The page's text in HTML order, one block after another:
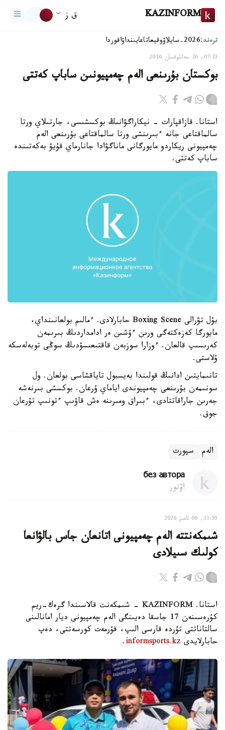
KAZINFORM ق ز
ترەند:2026-سايلاۋ وقيعاتاعايىنداۋاقوردا
07:33, 26 جەلتوقسان 2016
بوكستان بۇرىنعى الەم چەمپيونىن ساباپ كەتتى
استانا. قازاقپارات - نيكاراگۋانىڭ بوكسشىسى، جارتىلاي ورتا
سالماقتاعى جانە ءبىرىنشى ورتا سالماقتاعى بۇرىنعى الەم
چەمپيونى ريكاردو مايورگانى ماناگۋادا جانارماي قۇيۋ بەكەتىندە
ساباپ كەتتى.
بۇل تۋرالى Boxing Scene حابارلادى. ءمالىم بولعانىنداي،
مايورگا كەزەكتەگى ورىن ءۇشىن ەر ادامداردىڭ بىرىمەن
كەرىسىپ قالعان. ءوزارا سوزبەن قاقتىعىسۋدىڭ سوڭى توبەلەسكە
ۇلاستى.
تانىمايتىن ادانىڭ قولىندا بەيسبول تاياقشاسى بولعان. ول
سونىمەن بۇرىنعى چەمپيوندى اياماي ۇرعان. بوكسشى بىرنەشە
جەرىن جاراقاتتادى، ءبىراق ومىرىنە ەش قاۋىپ ءتونىپ تۇرعان
جوق.
الەم سپورت
без автора
اۆتور
11:55, 06 تامىز 2026
شىمكەنتتە الەم چەمپيونى اتانعان جاس بالۋانعا
كولىك سىيلادى
استانا. KAZINFORM - شىمكەنت قالاسىندا گرەك-ريم
كۇرەسىنەن 17 جاسقا دەيىنگى الەم چەمپيونى ديار امانالىنى
سالتاناتتى تۇردە قارسى الىپ، قۇرمەت كورسەتتى، دەپ
حابارلايدى informsports.kz
.